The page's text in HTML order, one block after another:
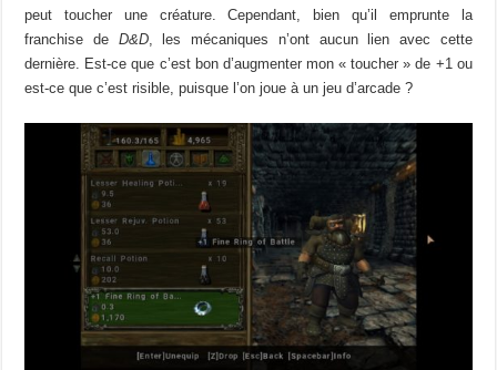
peut toucher une créature. Cependant, bien qu’il emprunte la
franchise de D&D, les mécaniques n’ont aucun lien avec cette
dernière. Est-ce que c’est bon d’augmenter mon « toucher » de +1 ou
est-ce que c’est risible, puisque l’on joue à un jeu d’arcade ?